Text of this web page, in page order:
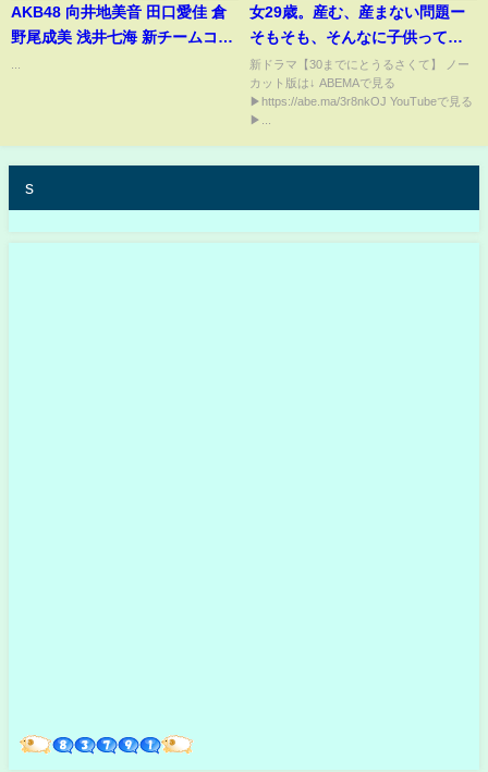
AKB48 向井地美音 田口愛佳 倉
野尾成美 浅井七海 新チームコン
女29歳。産む、産まない問題ー
そもそも、そんなに子供って欲
しい？ #30までにとうるさくて #
独身 #独身女子 #Shorts
新ドラマ【30までにとうるさくて】 ノー
カット版は↓ ABEMAで見る
▶https://abe.ma/3r8nkOJ YouTubeで見る
▶...
s